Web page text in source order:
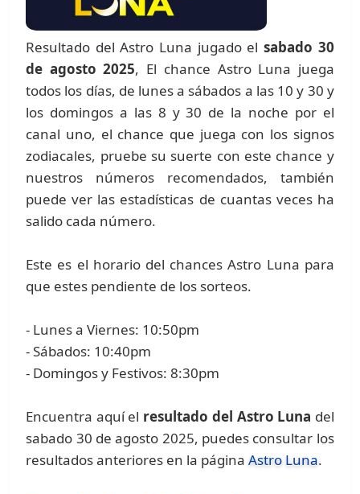
Resultado del Astro Luna jugado elsabado 30
de agosto 2025, El chance Astro Luna juega
todos los días, de lunes a sábados a las 10 y 30 y
los domingos a las 8 y 30 de la noche por el
canal uno, el chance que juega con los signos
zodiacales, pruebe su suerte con este chance y
nuestros números recomendados, también
puede ver las estadísticas de cuantas veces ha
salido cada número.
Este es el horario del chances Astro Luna para
que estes pendiente de los sorteos.
- Lunes a Viernes: 10:50pm
- Sábados: 10:40pm
- Domingos y Festivos: 8:30pm
Encuentra aquí el resultado del Astro Luna del
sabado 30 de agosto 2025, puedes consultar los
resultados anteriores en la páginaAstro Luna.